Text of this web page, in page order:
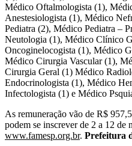
Médico Oftalmologista (1),
Anestesiologista (1), Médico
Pediatra (2), Médico Pediatra –
Neutologia (1), Médico Clínico
Oncoginelocogista (1), Médico
Médico Cirurgia Vascular (1),
Cirurgia Geral (1) Médico
Endocrinologista (1), Médico
Infectologista (1) e Médico
As remuneração vão de R$
podem se inscrever de 2 a 12 de
www.famesp.org.br. Prefeitura